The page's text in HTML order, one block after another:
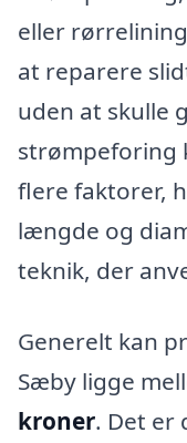
eller
at reparere
uden at skulle
strømpeforing
flere faktorer,
længde og
teknik, der
Generelt kan
Sæby ligge
kroner. Det er